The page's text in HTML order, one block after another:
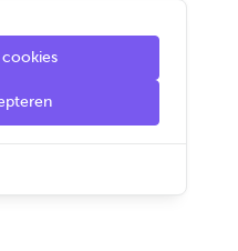
cookies